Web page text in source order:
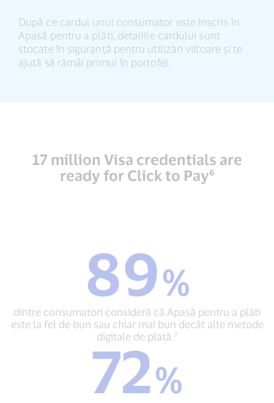
După ce cardul unui consumator este înscris în
Apasă pentru a plăti, detaliile cardului sunt
stocate în siguranță pentru utilizări viitoare și te
ajută să rămâi primul în portofel.
17 million Visa credentials are
ready for Click to Pay⁶
89
dintre
consumatori
consideră
că
Apasă
pentru
a
plăti
este
la
89%
dintre consumatori consideră că Apasă pentru a plăti
este la fel de bun sau chiar mai bun decât alte metode
digitale de plată.⁷
72
%
dintre
consumatori
72%